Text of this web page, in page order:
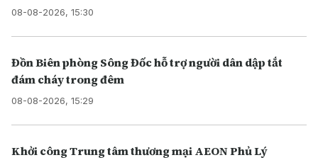
08-08-2026, 15:30
Đồn Biên phòng Sông Đốc hỗ trợ người dân dập tắt
đám cháy trong đêm
08-08-2026, 15:29
Khởi công Trung tâm thương mại AEON Phủ Lý